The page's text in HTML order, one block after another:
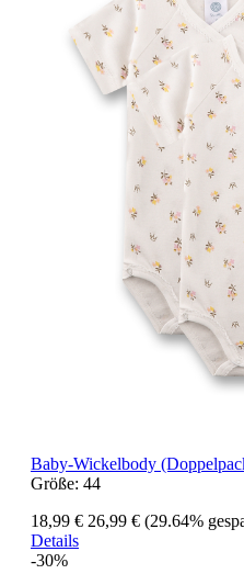
Baby-Wickelbody
Größe: 44
18,99 € 26,99 € (29.64%
Details
-30%